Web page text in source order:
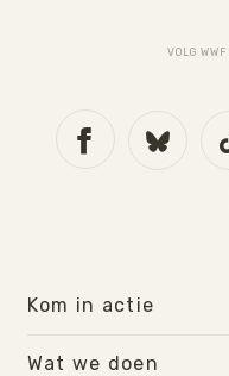
VOLG
Kom in actie
Wat we doen